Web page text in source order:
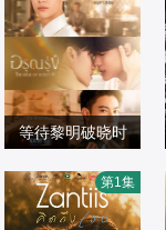
等待黎明破晓时
阿塔萨珐那猜,On
海外剧
第1集